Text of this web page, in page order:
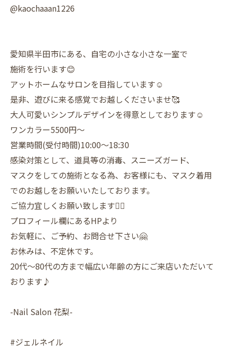
@kaochaaan1226
愛知県半田市にある、自宅の小さな小さな一室で
施術を行います😊
アットホームなサロンを目指しています☺️
是非、遊びに来る感覚でお越しくださいませ🥰
大人可愛いシンプルデザインを得意としております☺️
ワンカラー5500円〜
営業時間(受付時間)10:00〜18:30
感染対策として、道具等の消毒、スニーズガード、
マスクをしての施術となる為、お客様にも、マスク着用
でのお越しをお願いいたしております。
ご協力宜しくお願い致します🙇‍♀️
プロフィール欄にあるHPより
お気軽に、ご予約、お問合せ下さい🤗
お休みは、不定休です。
20代〜80代の方まで幅広い年齢の方にご来店いただいて
おります♪
-Nail Salon 花梨-
#ジェルネイル